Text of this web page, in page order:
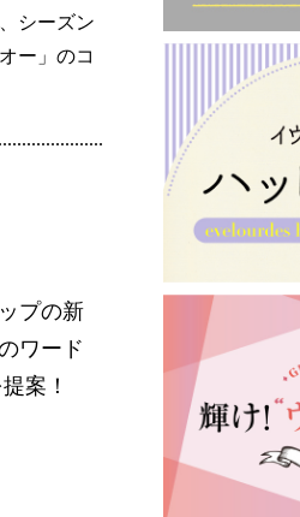
シーズン
ー」のコ
プの新
ワード
案！